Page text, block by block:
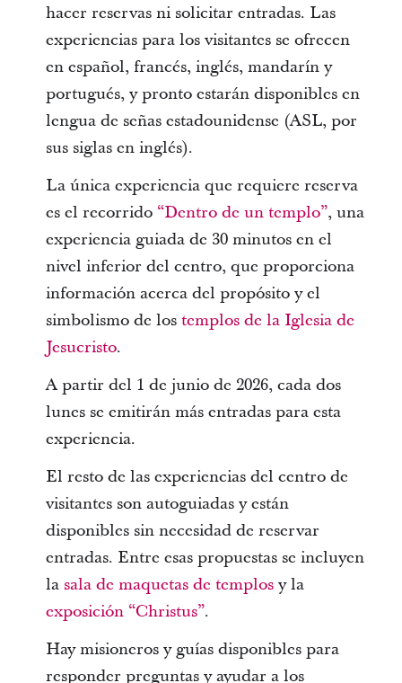
hacer reservas ni solicitar entradas. Las
experiencias para los visitantes se ofrecen
en español, francés, inglés, mandarín y
portugués, y pronto estarán disponibles en
lengua de señas estadounidense (ASL, por
sus siglas en inglés).
La única experiencia que requiere reserva
es el recorrido “Dentro de un templo”, una
experiencia guiada de 30 minutos en el
nivel inferior del centro, que proporciona
información acerca del propósito y el
simbolismo de los templos de la Iglesia de
Jesucristo.
A partir del 1 de junio de 2026, cada dos
lunes se emitirán más entradas para esta
experiencia.
El resto de las experiencias del centro de
visitantes son autoguiadas y están
disponibles sin necesidad de reservar
entradas. Entre esas propuestas se incluyen
la sala de maquetas de templosy la
exposición “Christus”.
Hay misioneros y guías disponibles para
responder preguntas y ayudar a los